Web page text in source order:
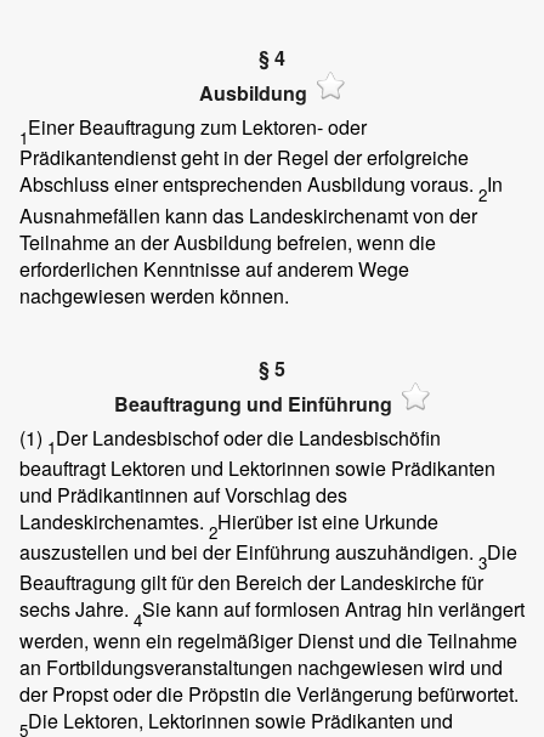
§ 4
Ausbildung
1Einer Beauftragung zum Lektoren- oder
Prädikantendienst geht in der Regel der erfolgreiche
Abschluss einer entsprechenden Ausbildung voraus. 2In
Ausnahmefällen kann das Landeskirchenamt von der
Teilnahme an der Ausbildung befreien, wenn die
erforderlichen Kenntnisse auf anderem Wege
nachgewiesen werden können.
§ 5
Beauftragung und Einführung
(1) 1Der Landesbischof oder die Landesbischöfin
beauftragt Lektoren und Lektorinnen sowie Prädikanten
und Prädikantinnen auf Vorschlag des
Landeskirchenamtes. 2Hierüber ist eine Urkunde
auszustellen und bei der Einführung auszuhändigen. 3Die
Beauftragung gilt für den Bereich der Landeskirche für
sechs Jahre. 4Sie kann auf formlosen Antrag hin verlängert
werden, wenn ein regelmäßiger Dienst und die Teilnahme
an Fortbildungsveranstaltungen nachgewiesen wird und
der Propst oder die Pröpstin die Verlängerung befürwortet.
5Die Lektoren, Lektorinnen sowie Prädikanten und